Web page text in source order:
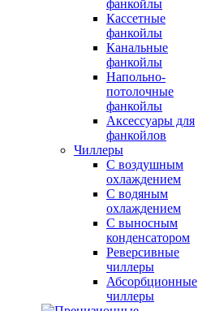
фанкойлы
Кассетные
фанкойлы
Канальные
фанкойлы
Напольно-
потолочные
фанкойлы
Аксессуары для
фанкойлов
Чиллеры
С воздушным
охлаждением
С водяным
охлаждением
С выносным
конденсатором
Реверсивные
чиллеры
Абсорбционные
чиллеры